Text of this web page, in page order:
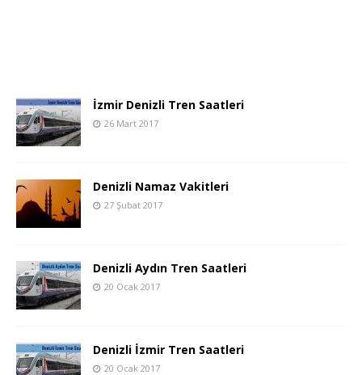
İzmir Denizli Tren Saatleri
26 Mart 2017
Denizli Namaz Vakitleri
27 Şubat 2017
Denizli Aydın Tren Saatleri
20 Ocak 2017
Denizli İzmir Tren Saatleri
20 Ocak 2017